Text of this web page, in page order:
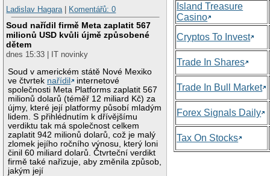
Ladislav Hagara| Komentářů: 0
Soud nařídil firmě Meta zaplatit 567
milionů USD kvůli újmě způsobené
dětem
dnes 15:33 | IT novinky
Soud v americkém státě Nové Mexiko
ve čtvrtek nařídil
internetové
společnosti Meta Platforms zaplatit 567
milionů dolarů (téměř 12 miliard Kč) za
újmy, které její platformy působí mladým
lidem. S přihlédnutím k dřívějšímu
verdiktu tak má společnost celkem
zaplatit 942 milionů dolarů, což je malý
zlomek jejího ročního výnosu, který loni
činil 60 miliard dolarů. Čtvrteční verdikt
firmě také nařizuje, aby změnila způsob,
jakým její
Island Treasure
Casino
Cryptos To Invest
Trade In Shares
Trade In Bull Market
Forex Signals Daily
Tax On Stocks